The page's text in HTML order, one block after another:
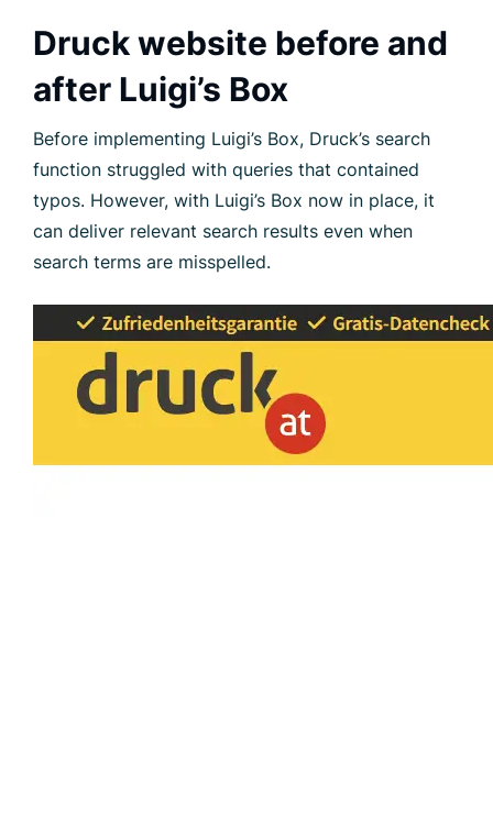
Druck website before and
after Luigi’s Box
Before implementing Luigi’s Box, Druck’s search
function struggled with queries that contained
typos. However, with Luigi’s Box now in place, it
can deliver relevant search results even when
search terms are misspelled.